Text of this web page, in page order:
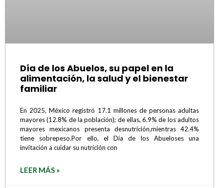
Día de los Abuelos, su papel en la
alimentación, la salud y el bienestar
familiar
En 2025, México registró 17.1 millones de personas adultas
mayores (12.8% de la población); de ellas, 6.9% de los adultos
mayores mexicanos presenta desnutrición,mientras 42.4%
tiene sobrepeso.Por ello, el Día de los Abueloses una
invitación a cuidar su nutrición con
LEER MÁS »